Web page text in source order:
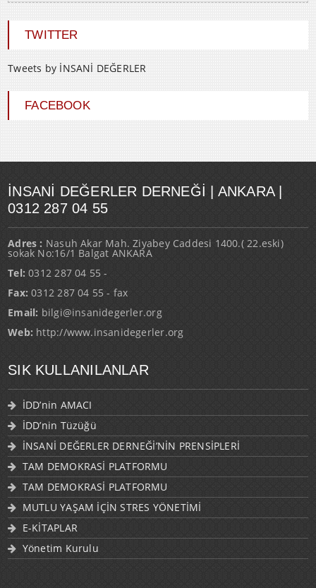
TWITTER
Tweets by İNSANİ DEĞERLER
FACEBOOK
İNSANI DEĞERLER DERNEĞI | ANKARA |
0312 287 04 55
Adres : Nasuh Akar Mah. Ziyabey Caddesi 1400.( 22.eski)
sokak No:16/1 Balgat ANKARA
Tel: 0312 287 04 55 -
Fax: 0312 287 04 55 - fax
Email: bilgi@insanidegerler.org
Web: http://www.insanidegerler.org
SIK KULLANILANLAR
İDD’nin AMACI
İDD’nin Tüzüğü
İNSANİ DEĞERLER DERNEĞİ’NİN PRENSİPLERİ
TAM DEMOKRASİ PLATFORMU
TAM DEMOKRASİ PLATFORMU
MUTLU YAŞAM İÇİN STRES YÖNETİMİ
E-KİTAPLAR
Yönetim Kurulu